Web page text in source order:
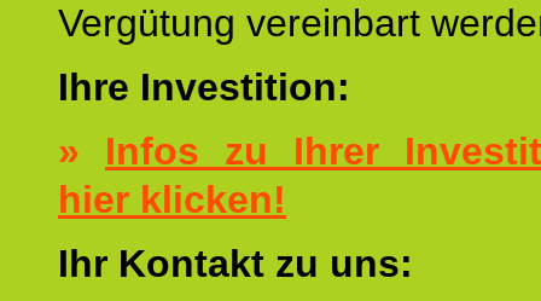
Vergütung vereinbart
Ihre Investition:
» Infos zu Ihrer
hier klicken!
Ihr Kontakt zu uns: